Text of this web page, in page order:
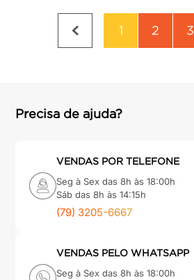
1 2 3
Precisa de ajuda?
VENDAS POR TELEFONE
Seg à Sex das 8h às 18:00h
Sáb das 8h às 14:15h
(79) 3205-6667
VENDAS PELO WHATSAPP
Seg à Sex das 8h às 18:00h